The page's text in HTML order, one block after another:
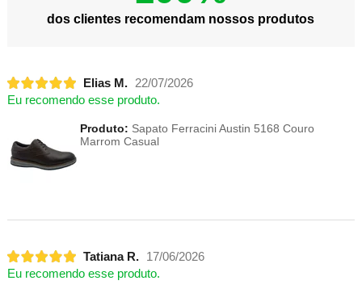
dos clientes recomendam nossos produtos
Elias M.
22/07/2026
Eu recomendo esse produto.
Produto: Sapato Ferracini Austin 5168 Couro
Marrom Casual
Tatiana R.
17/06/2026
Eu recomendo esse produto.